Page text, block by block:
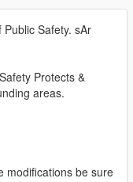
Safety. sAr
Protects &
areas.
modifications be sure